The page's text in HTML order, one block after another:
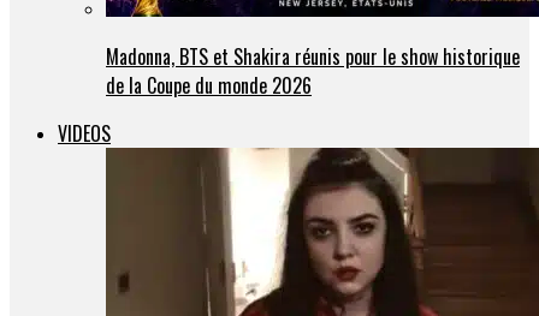
Madonna, BTS et Shakira réunis pour le show historique
de la Coupe du monde 2026
VIDEOS